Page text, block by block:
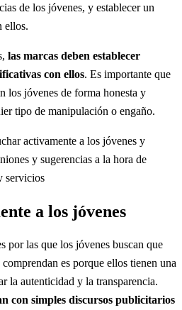
de los jóvenes, y establecer un
ellos.
las marcas deben establecer
con ellos. Es importante que
los jóvenes de forma honesta y
tipo de manipulación o engaño.
activamente a los jóvenes y
y sugerencias a la hora de
servicios
a los jóvenes
por las que los jóvenes buscan que
es porque ellos tienen una
la autenticidad y la transparencia.
con simples discursos publicitarios